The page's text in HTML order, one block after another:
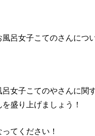
呂女子こてのさんにつ
呂女子こてのやさんに関
盛り上げましょう！
てください！